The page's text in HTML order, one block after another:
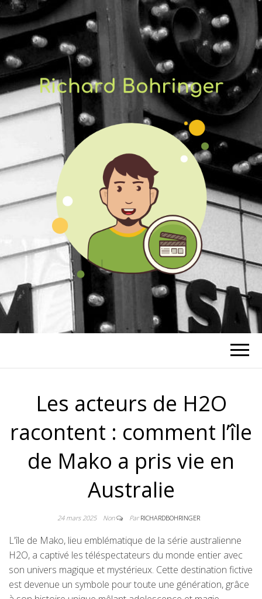
RICHARD
BOHRINGER
Les acteurs de H2O
racontent : comment l’île
de Mako a pris vie en
Australie
24 mars 2025 Non ParRICHARDBOHRINGER
L'île de Mako, lieu emblématique de la série australienne
H2O, a captivé les téléspectateurs du monde entier avec
son univers magique et mystérieux. Cette destination fictive
est devenue un symbole pour toute une génération, grâce